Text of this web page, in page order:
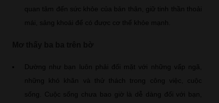
quan tâm đến sức khỏe của bản thân, giữ tinh thần thoải
mái, sảng khoái để có được cơ thể khỏe mạnh.
Dường như bạn luôn phải đối mặt với những vấp ngã,
những khó khăn và thử thách trong công việc, cuộc
sống. Cuộc sống chưa bao giờ là dễ dàng đối với bạn,